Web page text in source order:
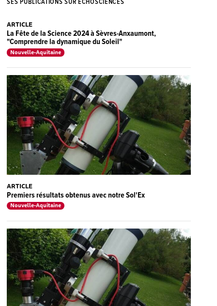
SES PUBLICATIONS SUR ECHOSCIENCES
ARTICLE
La Fête de la Science 2024 à Sèvres-Anxaumont,
"Comprendre la dynamique du Soleil"
Nouvelle-Aquitaine
ARTICLE
Premiers résultats obtenus avec notre Sol'Ex
Nouvelle-Aquitaine